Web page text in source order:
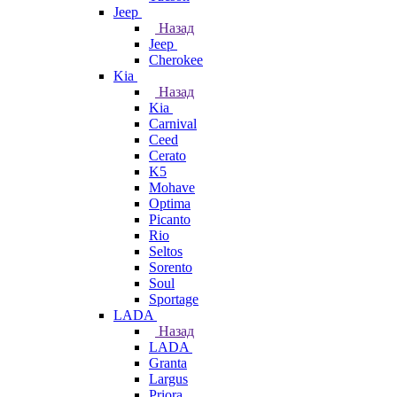
Jeep
Назад
Jeep
Cherokee
Kia
Назад
Kia
Carnival
Ceed
Cerato
K5
Mohave
Optima
Picanto
Rio
Seltos
Sorento
Soul
Sportage
LADA
Назад
LADA
Granta
Largus